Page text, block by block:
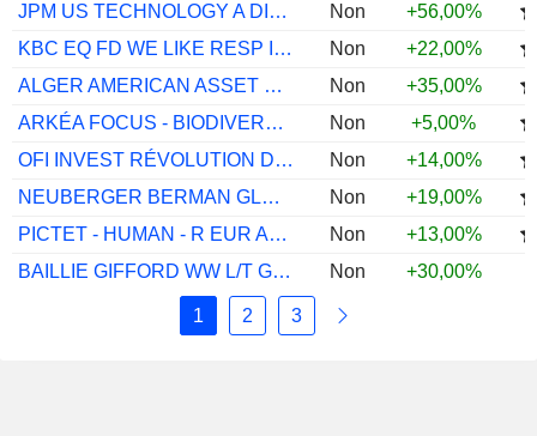
JPM US TECHNOLOGY A DIST USD
Non
+56,00%
KBC EQ FD WE LIKE RESP INV CL CAP
Non
+22,00%
ALGER AMERICAN ASSET GROWTH A US
Non
+35,00%
ARKÉA FOCUS - BIODIVERSITY P
Non
+5,00%
OFI INVEST RÉVOLUTION DÉMOGRAPH MONDE R
Non
+14,00%
NEUBERGER BERMAN GLOBAL SUSTAINABLE EQUI
Non
+19,00%
PICTET - HUMAN - R EUR ACC
Non
+13,00%
BAILLIE GIFFORD WW L/T GLB GR C JPY ACC
Non +30,00%
1 2 3